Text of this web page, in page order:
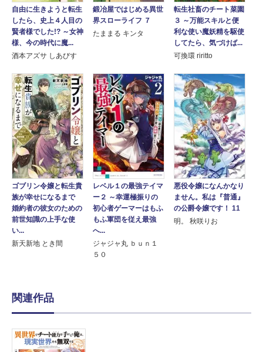
自由に生きようと転生
したら、史上４人目の
賢者様でした!? ～女神
様、今の時代に魔...
酒本アズサ しあびす
鍛冶屋ではじめる異世
界スローライフ ７
たままる キンタ
転生社畜のチート菜園
３ ～万能スキルと便
利な使い魔妖精を駆使
してたら、気づけば...
可換環 riritto
ゴブリン令嬢と転生貴
族が幸せになるまで
婚約者の彼女のための
前世知識の上手な使
い...
新天新地 とき間
レベル１の最強テイマ
ー２ ～幸運極振りの
初心者ゲーマーはもふ
もふ軍団を従え最強
へ...
ジャジャ丸 ｂｕｎ１
５０
悪役令嬢になんかなり
ません。私は『普通』
の公爵令嬢です！ 11
明。 秋咲りお
関連作品